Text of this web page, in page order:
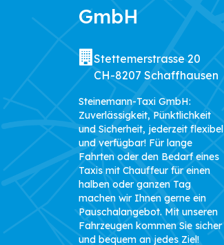
GmbH
Stettemerstrasse 20
CH-8207 Schaffhausen
Steinemann-Taxi GmbH:
Zuverlässigkeit, Pünktlichkeit
und Sicherheit, jederzeit flexibel
und verfügbar! Für lange
Fahrten oder den Bedarf eines
Taxis mit Chauffeur für einen
halben oder ganzen Tag
machen wir Ihnen gerne ein
Pauschalangebot. Mit unseren
Fahrzeugen kommen Sie sicher
und bequem an jedes Ziel!